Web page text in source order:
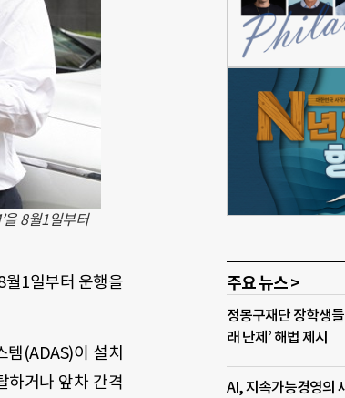
을 8월1일부터
월1일부터 운행을
템(ADAS)이 설치
하거나 앞차 간격
주요 뉴스 >
정몽구재단 장학생들
래 난제’ 해법 제시
AI, 지속가능경영의